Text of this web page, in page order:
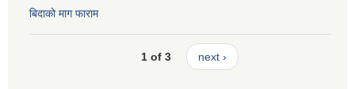
बिदाको माग फाराम
1 of 3 next ›